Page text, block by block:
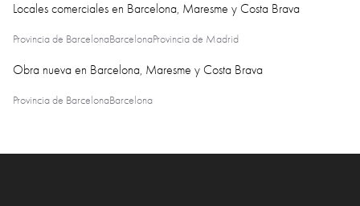
Locales comerciales en Barcelona, Maresme y Costa Brava
Provincia de BarcelonaBarcelonaProvincia de Madrid
Obra nueva en Barcelona, Maresme y Costa Brava
Provincia de BarcelonaBarcelona